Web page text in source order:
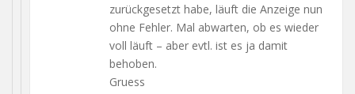
zurückgesetzt habe, läuft die Anzeige nun
ohne Fehler. Mal abwarten, ob es wieder
voll läuft – aber evtl. ist es ja damit
behoben.
Gruess